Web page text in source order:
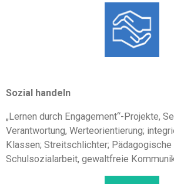
Sozial handeln
„Lernen durch Engagement“-Projekte,
Verantwortung, Werteorientierung;
Klassen; Streitschlichter; Pädagogische
Schulsozialarbeit, gewaltfreie